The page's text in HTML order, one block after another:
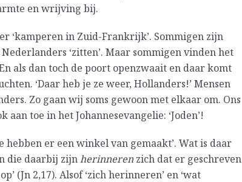
en wrijving bij.
‘kamperen in Zuid-Frankrijk’. Sommigen zijn
‘zitten’. Maar sommigen vinden het
als dan toch de poort openzwaait en daar komt
‘Daar heb je ze weer, Hollanders!’ Mensen
Zo gaan wij soms gewoon met elkaar om. Ons
aan toe in het Johannesevangelie: ‘Joden’!
hebben er een winkel van gemaakt’. Wat is daar
die daarbij zijnherinneren zich dat er geschreven
(Jn 2,17). Alsof ‘zich herinneren’ en ‘wat